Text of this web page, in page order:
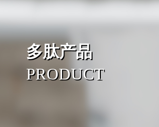
多肽产品
PRODUCT